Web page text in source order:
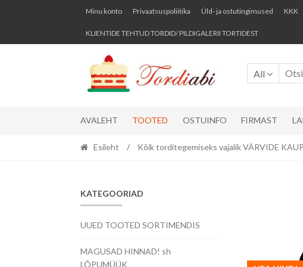
Skip
navigation
Skip
content
Minu konto Privaatsuspoliitika Üld- ja ostutingimused KKK
KLIENTIDE TEHTUD TORDID/ PILDIGALERII TORTIDEST
All
AVALEHT TOOTED OSTUINFO FIRMAST
Esileht / Kõik torditegemiseks vajalik VÄRVIDE
KATEGOORIAD
UUED TOOTED SORTIMENDIS
MAGUSAD HINNAD! sh
LÕPUMÜÜK